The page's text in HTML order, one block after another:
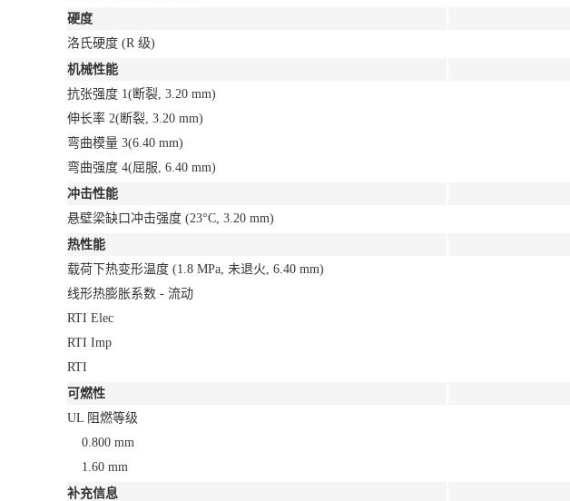
硬度
洛氏硬度 (R 级)
机械性能
抗张强度 1(断裂, 3.20 mm)
伸长率 2(断裂, 3.20 mm)
弯曲模量 3(6.40 mm)
弯曲强度 4(屈服, 6.40 mm)
冲击性能
悬壁梁缺口冲击强度 (23°C, 3.20 mm)
热性能
载荷下热变形温度 (1.8 MPa, 未退火, 6.40 mm)
线形热膨胀系数 - 流动
RTI Elec
RTI Imp
RTI
可燃性
UL 阻燃等级
0.800 mm
1.60 mm
补充信息